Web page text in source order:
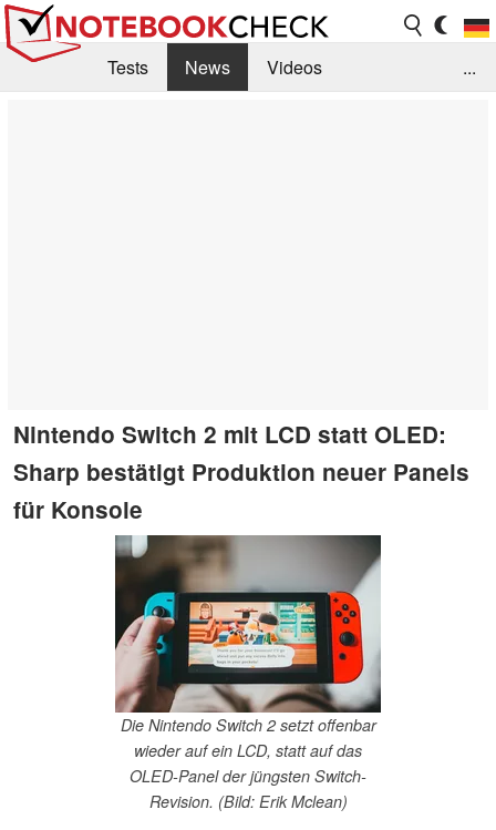
Tests News
Videos
...
Nintendo Switch 2 mit LCD statt OLED:
Sharp bestätigt Produktion neuer Panels
für Konsole
Die Nintendo Switch 2 setzt offenbar
wieder auf ein LCD, statt auf das
OLED-Panel der jüngsten Switch-
Revision. (Bild: Erik Mclean)